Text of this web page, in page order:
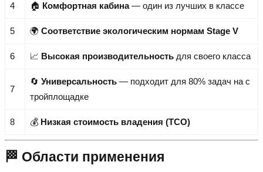
4 🏠 Комфортная кабина— один из лучших в классе
5 🌍 Соответствие экологическим нормам Stage V
6 📈 Высокая производительность для своего класса
7
🔄 Универсальность — подходит для 80% задач на с
тройплощадке
8 💰 Низкая стоимость владения (TCO)
🏁 Области применения